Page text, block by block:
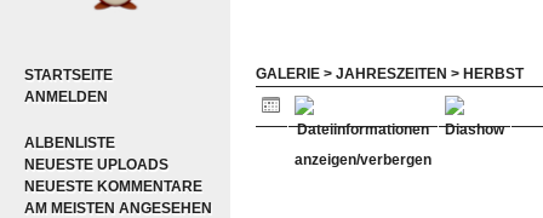
STARTSEITE
ANMELDEN
ALBENLISTE
NEUESTE UPLOADS
NEUESTE KOMMENTARE
AM MEISTEN ANGESEHEN
GALERIE > JAHRESZEITEN > HERBST